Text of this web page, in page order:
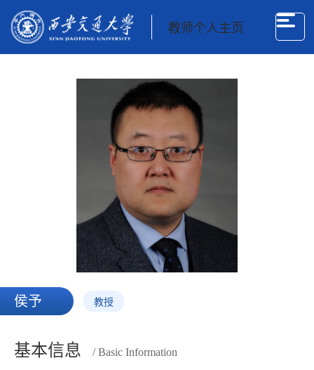
教师个人主页
侯予 教授
基本信息 / Basic Information